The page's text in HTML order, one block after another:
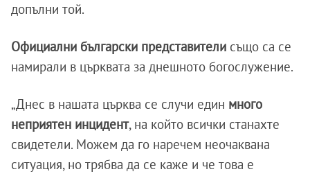
допълни той.
Официални български представители също са се
намирали в църквата за днешното богослужение.
„Днес в нашата църква се случи един много
неприятен инцидент, на който всички станахте
свидетели. Можем да го наречем неочаквана
ситуация, но трябва да се каже и че това е